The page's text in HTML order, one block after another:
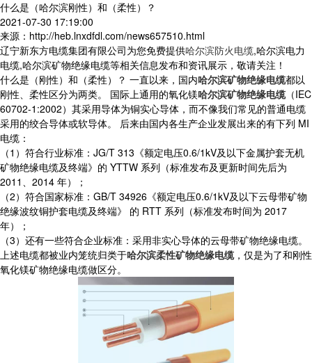
什么是（哈尔滨刚性）和（柔性）？
2021-07-30 17:19:00
来源：http://heb.lnxdfdl.com/news657510.html
辽宁新东方电缆集团有限公司为您免费提供哈尔滨防火电缆,哈尔滨电力
电缆,哈尔滨矿物绝缘电缆等相关信息发布和资讯展示，敬请关注！
什么是（刚性）和（柔性）？ 一直以来，国内哈尔滨矿物绝缘电缆都以
刚性、柔性区分为两类。 国际上通用的氧化镁哈尔滨矿物绝缘电缆（IEC
60702-1:2002）其采用导体为铜实心导体，而不像我们常见的普通电缆
采用的绞合导体或软导体。 后来由国内各生产企业发展出来的有下列 MI
电缆：
（1）符合行业标准：JG/T 313《额定电压0.6/1kV及以下金属护套无机
矿物绝缘电缆及终端》的 YTTW 系列（标准发布及更新时间先后为
2011、2014 年）；
（2）符合国家标准：GB/T 34926《额定电压0.6/1kV及以下云母带矿物
绝缘波纹铜护套电缆及终端》 的 RTT 系列（标准发布时间为 2017
年）；
（3）还有一些符合企业标准：采用非实心导体的云母带矿物绝缘电缆。
上述电缆都被业内笼统归类于哈尔滨柔性矿物绝缘电缆，仅是为了和刚性
氧化镁矿物绝缘电缆做区分。